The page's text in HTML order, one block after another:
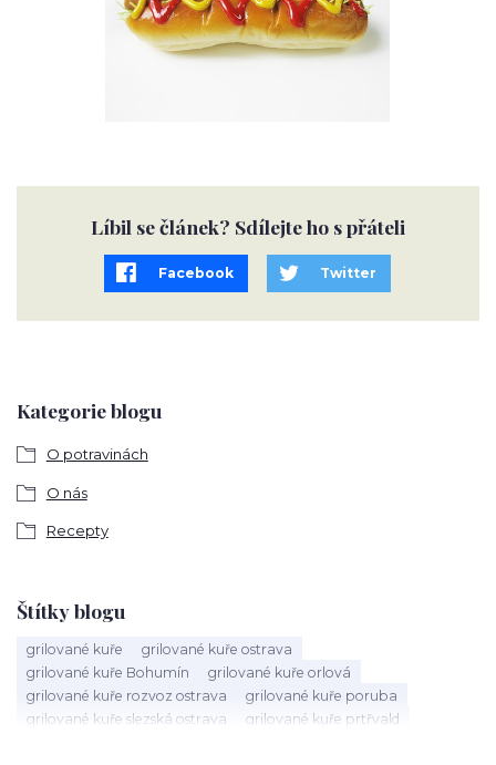
Kategorie blogu
O potravinách
O nás
Recepty
Štítky blogu
grilované kuře
grilované kuře ostrava
grilované kuře Bohumín
grilované kuře orlová
grilované kuře rozvoz ostrava
grilované kuře poruba
grilované kuře slezská ostrava
grilované kuře prtřvald
Líbil se článek? Sdílejte ho s přáteli
Facebook Twitter